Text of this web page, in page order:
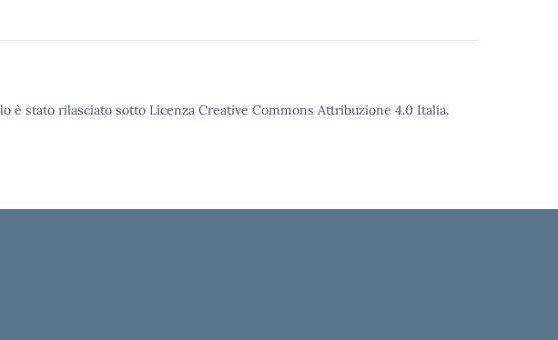
è stato rilasciato sotto Licenza Creative Commons Attribuzione 4.0 Italia.